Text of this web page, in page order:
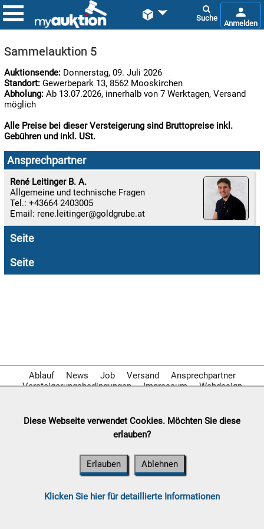
 
09.08:

09.08:

10.08:
Sammelauktion 5
Auktionsende: Donnerstag, 09. Juli 2026
Standort: Gewerbepark 13, 8562 Mooskirchen
Abholung: Ab 13.07.2026, innerhalb von 7 Werktagen, Versand
möglich
Alle Preise bei dieser Versteigerung sind Bruttopreise inkl.
Gebühren und inkl. USt.
Ansprechpartner
René Leitinger B. A.
Allgemeine und technische Fragen
Tel.: +43664 2403005
Email: rene.leitinger
Seite
Seite
Ablauf News Job Versand
Ansprechpartner
Versteigerungsbedingungen
Impressum Webdesign
Diese Webseite verwendet Cookies. Möchten Sie diese
erlauben?
Erlauben Ablehnen
Klicken Sie hier für detaillierte Informationen